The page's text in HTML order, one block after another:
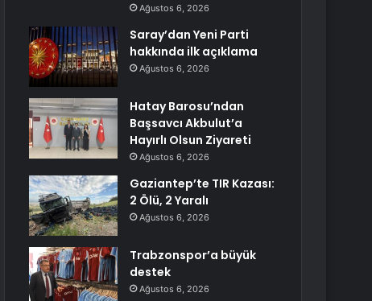
Ağustos 6, 2026
Saray’dan Yeni Parti
hakkında ilk açıklama
Ağustos 6, 2026
Hatay Barosu’ndan
Başsavcı Akbulut’a
Hayırlı Olsun Ziyareti
Ağustos 6, 2026
Gaziantep’te TIR Kazası:
2 Ölü, 2 Yaralı
Ağustos 6, 2026
Trabzonspor’a büyük
destek
Ağustos 6, 2026